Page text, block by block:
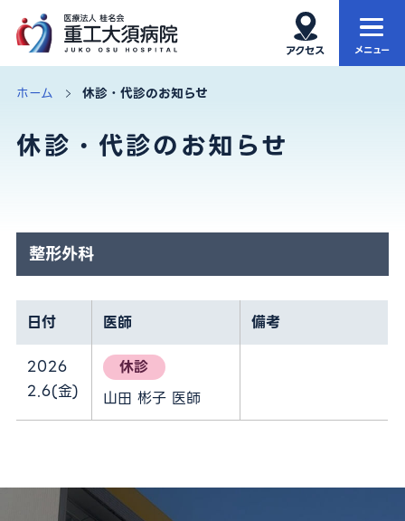
ホーム
当院の特徴
外来
健康診断
アクセス・院内MAP
お知らせ
採用情報 医療関係者の方
ホーム 休診・代診のお知らせ
休診・代診のお知らせ
整形外科
日付 医師
備考
2026
2.6(金)
休診
山田 彬子 医師